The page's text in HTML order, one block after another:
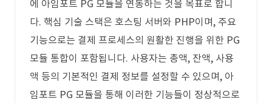
에 아임포트 PG 모듈을 연동하는 것을 목표로 합니
다. 핵심 기술 스택은 호스팅 서버와 PHP이며, 주요
기능으로는 결제 프로세스의 원활한 진행을 위한 PG
모듈 통합이 포함됩니다. 사용자는 총액, 잔액, 사용
액 등의 기본적인 결제 정보를 설정할 수 있으며, 아
임포트 PG 모듈을 통해 이러한 기능들이 정상적으로